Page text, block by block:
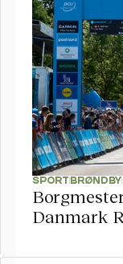
SPORT BRØNDBY
Danmark